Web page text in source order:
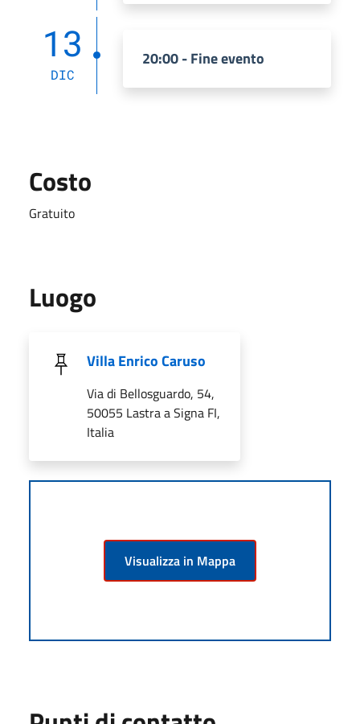
13
DIC
20:00 - Fine evento
Costo
Gratuito
Luogo
Villa Enrico Caruso
Via di Bellosguardo, 54,
50055 Lastra a Signa FI,
Italia
Visualizza in Mappa